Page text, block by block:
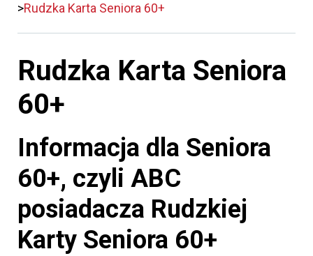
Rudzka Karta Seniora 60+
Rudzka Karta Seniora
60+
Informacja dla Seniora
60+, czyli ABC
posiadacza Rudzkiej
Karty Seniora 60+